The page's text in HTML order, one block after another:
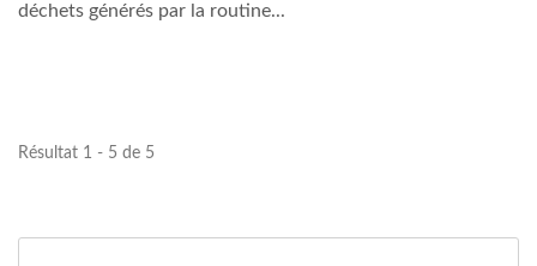
déchets générés par la routine...
Résultat 1 - 5 de 5